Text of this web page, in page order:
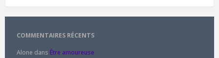
COMMENTAIRES RÉCENTS
Alone dans Être amoureuse